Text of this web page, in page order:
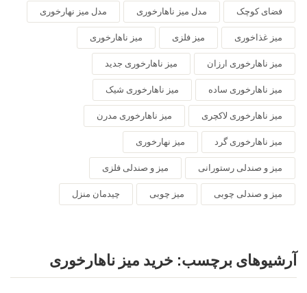
فضای کوچک مدل میز ناهارخوری مدل میز نهارخوری
میز غذاخوری میز فلزی میز ناهارخوری
میز ناهارخوری ارزان میز ناهارخوری جدید
میز ناهارخوری ساده میز ناهارخوری شیک
میز ناهارخوری لاکچری میز ناهارخوری مدرن
میز ناهارخوری گرد میز نهارخوری
میز و صندلی رستورانی میز و صندلی فلزی
میز و صندلی چوبی میز چوبی چیدمان منزل
آرشیوهای برچسب: خرید میز ناهارخوری